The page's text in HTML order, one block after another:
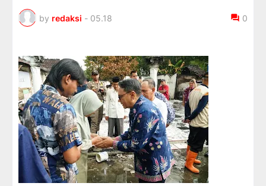
by redaksi - 05.18 0